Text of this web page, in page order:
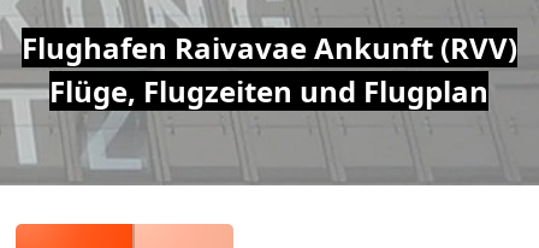
Air
Traffic
Live
Flughafen Raivavae Ankunft (RVV)
Flüge, Flugzeiten und Flugplan